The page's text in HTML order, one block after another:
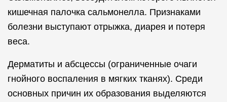
кишечная палочка сальмонелла. Признаками
болезни выступают отрыжка, диарея и потеря
веса.
Дерматиты и абсцессы (ограниченные очаги
гнойного воспаления в мягких тканях). Среди
основных причин их образования выделяются